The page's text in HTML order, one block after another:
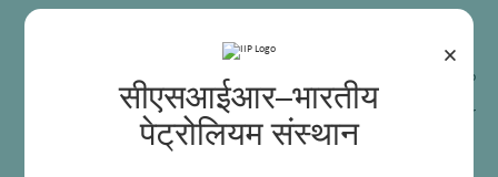
×
सीएसआईआर–भारतीय
पेट्रोलियम संस्थान
Conversion of ethanol to ethylene through heterogeneous catalytic methods
Synthesis of polyolefins from long-chain alpha-olefins
Development of polymers from renewable/crude sources – crude to
Development of water-soluble fluorescent polymers for biomolecular